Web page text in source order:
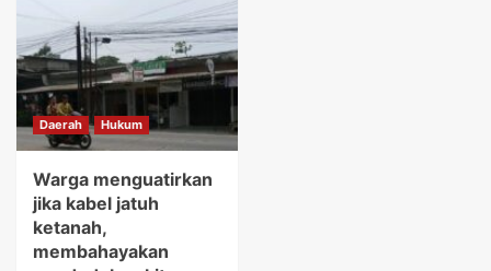
Daerah Hukum
Warga menguatirkan
jika kabel jatuh
ketanah,
membahayakan